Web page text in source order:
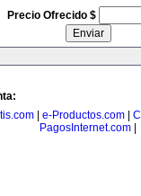
Precio Ofrecido $
e-Productos.com
PagosInternet.com